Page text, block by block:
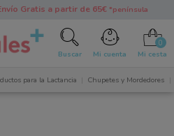
Gratis a partir de 65€ *península
Buscar Mi cuenta Mi cesta
para la Lactancia Chupetes y Mordedores